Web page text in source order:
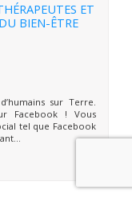
ET
BIEN-ÊTRE
sur Terre.
Facebook ! Vous
tel que Facebook